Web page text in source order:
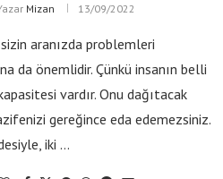
Mizan 13/09/2022
aranızda problemleri
da önemlidir. Çünkü insanın belli
vardır. Onu dağıtacak
gereğince eda edemezsiniz.
iki …